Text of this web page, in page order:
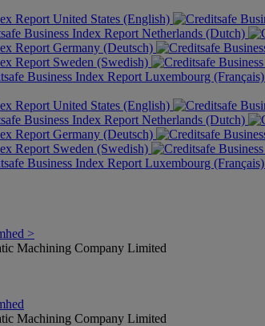
United States (English)
Netherlands (Dutch)
Germany (Deutsch)
Sweden (Swedish)
Luxembourg (Français)
United States (English)
Netherlands (Dutch)
Germany (Deutsch)
Sweden (Swedish)
Luxembourg (Français)
>
Machining Company Limited
Machining Company Limited